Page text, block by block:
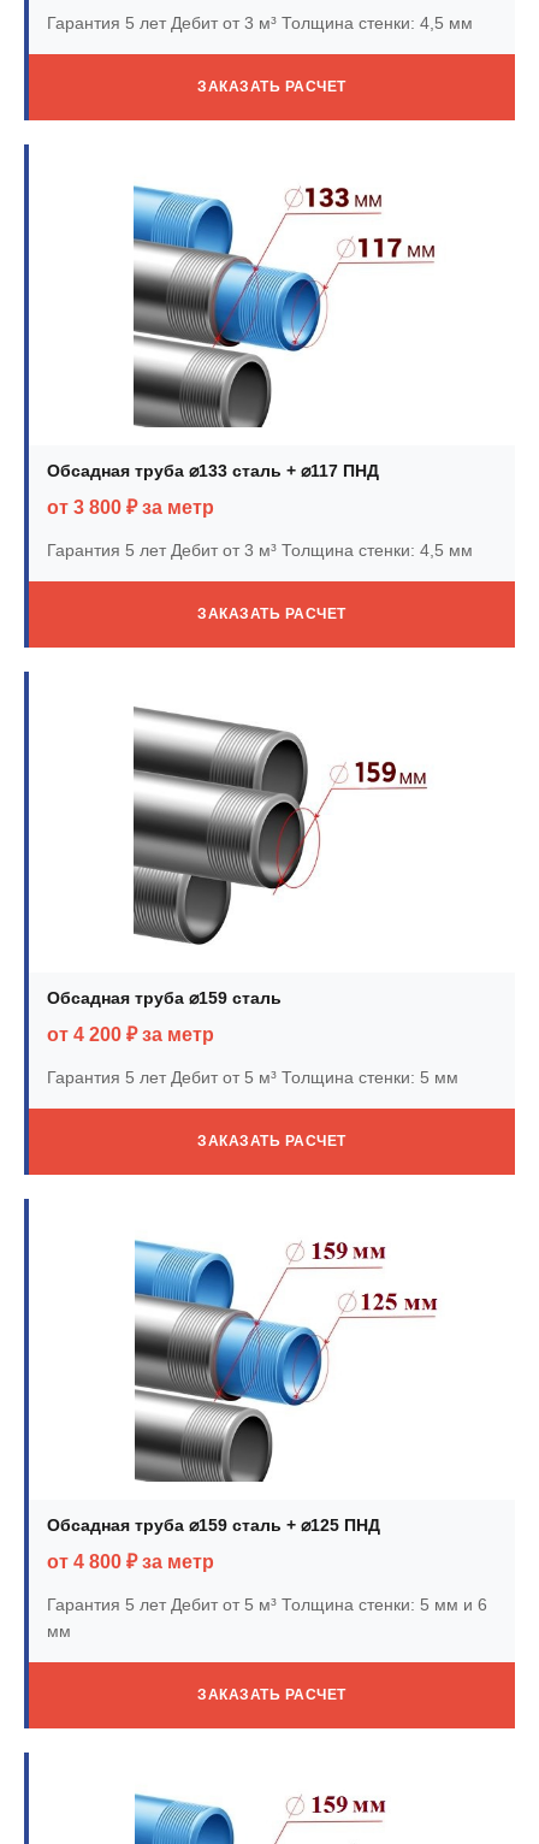
Гарантия 5 летДебит от 3 м³ Толщина стенки: 4,5 мм
ЗАКАЗАТЬ РАСЧЕТ
Обсадная труба ⌀133 сталь + ⌀117 ПНД
от 3 800 ₽ за метр
Гарантия 5 летДебит от 3 м³ Толщина стенки: 4,5 мм
ЗАКАЗАТЬ РАСЧЕТ
Обсадная труба ⌀159 сталь
от 4 200 ₽ за метр
Гарантия 5 летДебит от 5 м³ Толщина стенки: 5 мм
ЗАКАЗАТЬ РАСЧЕТ
Обсадная труба ⌀159 сталь + ⌀125 ПНД
от 4 800 ₽ за метр
Гарантия 5 летДебит от 5 м³ Толщина стенки: 5 мм и 6
мм
ЗАКАЗАТЬ РАСЧЕТ